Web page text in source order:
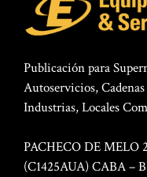
Publicación para
Autoservicios,
Industrias, Locales
PACHECO DE MELO
(C1425AUA) CABA –